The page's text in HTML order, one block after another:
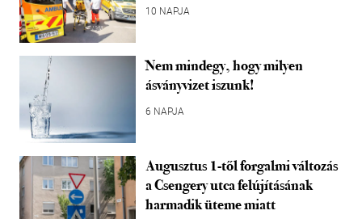
10 NAPJA
Nem mindegy, hogy milyen
ásványvizet iszunk!
6 NAPJA
Augusztus 1-től forgalmi változás
a Csengery utca felújításának
harmadik üteme miatt